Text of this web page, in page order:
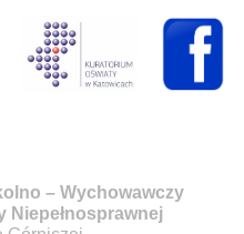
– Wychowawczy
Niepełnosprawnej